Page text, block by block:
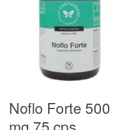
Noflo Forte 500